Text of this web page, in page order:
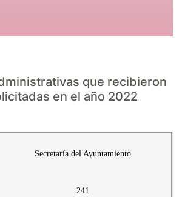
que recibieron
en el año 2022
Secretaría del Ayuntamiento
241